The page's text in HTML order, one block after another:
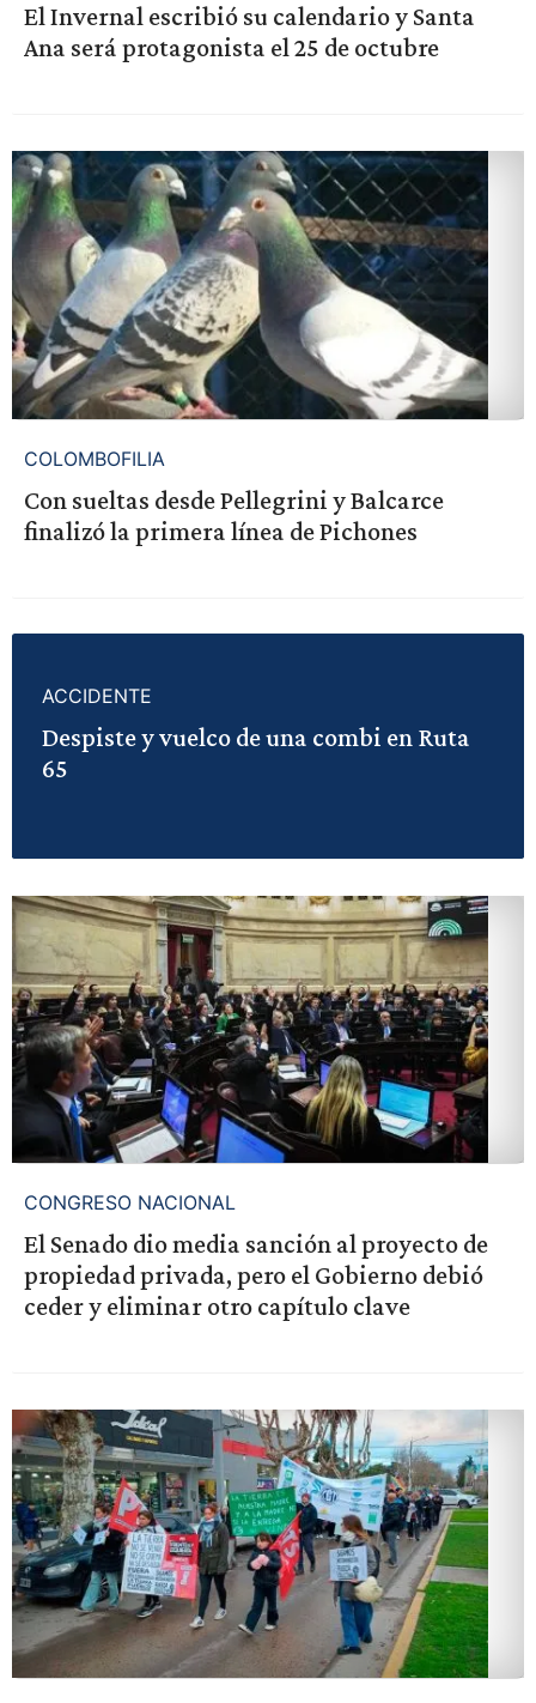
El Invernal escribió su calendario y Santa
Ana será protagonista el 25 de octubre
COLOMBOFILIA
Con sueltas desde Pellegrini y Balcarce
finalizó la primera línea de Pichones
ACCIDENTE
Despiste y vuelco de una combi en Ruta
65
CONGRESO NACIONAL
El Senado dio media sanción al proyecto de
propiedad privada, pero el Gobierno debió
ceder y eliminar otro capítulo clave